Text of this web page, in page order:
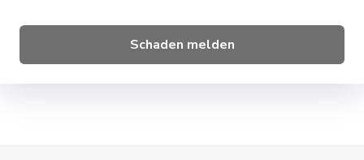
Schaden melden